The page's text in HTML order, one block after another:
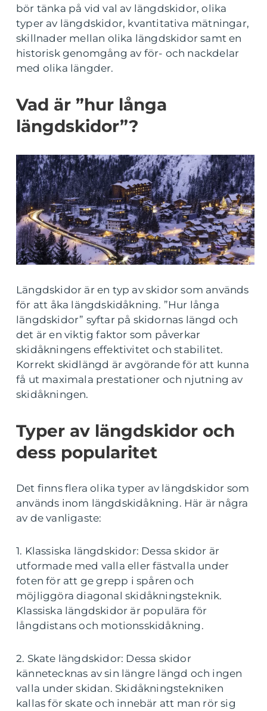
bör tänka på vid val av längdskidor, olika
typer av längdskidor, kvantitativa mätningar,
skillnader mellan olika längdskidor samt en
historisk genomgång av för- och nackdelar
med olika längder.
Vad är ”hur långa
längdskidor”?
Längdskidor är en typ av skidor som används
för att åka längdskidåkning. ”Hur långa
längdskidor” syftar på skidornas längd och
det är en viktig faktor som påverkar
skidåkningens effektivitet och stabilitet.
Korrekt skidlängd är avgörande för att kunna
få ut maximala prestationer och njutning av
skidåkningen.
Typer av längdskidor och
dess popularitet
Det finns flera olika typer av längdskidor som
används inom längdskidåkning. Här är några
av de vanligaste:
1. Klassiska längdskidor: Dessa skidor är
utformade med valla eller fästvalla under
foten för att ge grepp i spåren och
möjliggöra diagonal skidåkningsteknik.
Klassiska längdskidor är populära för
långdistans och motionsskidåkning.
2. Skate längdskidor: Dessa skidor
kännetecknas av sin längre längd och ingen
valla under skidan. Skidåkningstekniken
kallas för skate och innebär att man rör sig